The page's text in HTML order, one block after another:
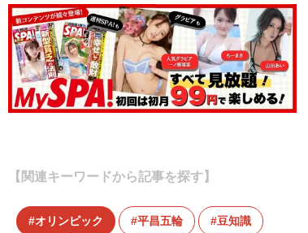
【関連キーワードから記事を探す】
オリンピック 平昌五輪 豆知識